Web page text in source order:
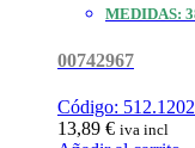
MEDIDAS:
00742967
Código:
13,89 € iva incl